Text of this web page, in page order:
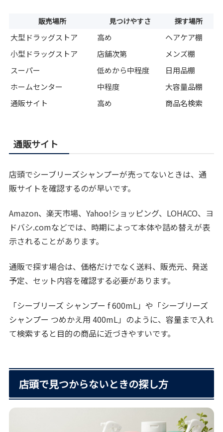
販売場所 見つけやすさ 探す場所
大型ドラッグストア 高め
ヘアケア棚
小型ドラッグストア
店舗次第
メンズ棚
スーパー
低めから中程度
日用品棚
ホームセンター
中程度
大容量品棚
通販サイト
高め 商品名検索
通販サイト
店頭でシーブリーズシャンプーが売ってないときは、通
販サイトを確認するのが早いです。
Amazon、楽天市場、Yahoo!ショッピング、LOHACO、ヨ
ドバシ.comなどでは、時期によって本体や詰め替えが表
示されることがあります。
通販で探す場合は、価格だけでなく送料、販売元、発送
予定、セット内容を確認する必要があります。
「シーブリーズ シャンプー f 600mL」や「シーブリーズ
シャンプー つめかえ用 400mL」のように、容量まで入れ
て検索すると目的の商品に近づきやすいです。
店頭で見つからないときの探し方